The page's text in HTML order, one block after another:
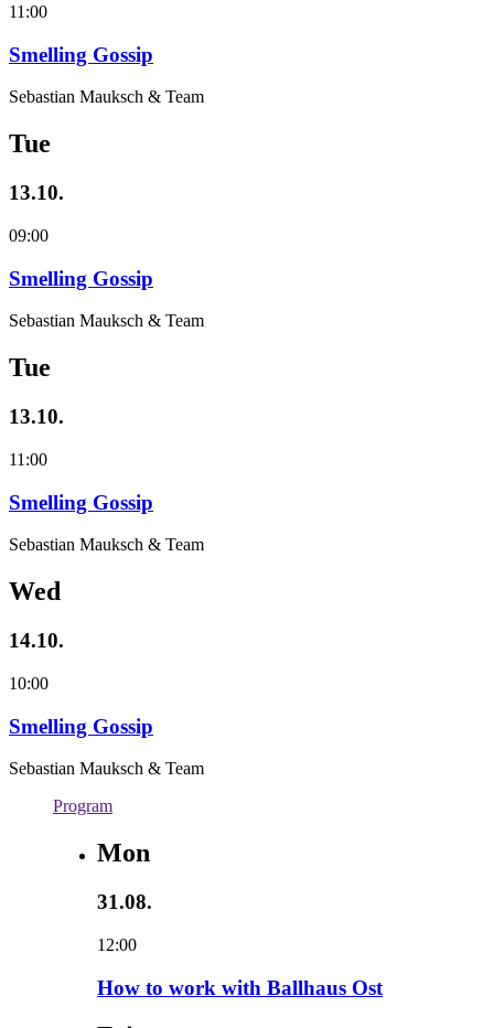
11:00
Smelling Gossip
Sebastian Mauksch & Team
Tue
13.10.
09:00
Smelling Gossip
Sebastian Mauksch & Team
Tue
13.10.
11:00
Smelling Gossip
Sebastian Mauksch & Team
Wed
14.10.
10:00
Smelling Gossip
Sebastian Mauksch & Team
Program
Mon
31.08.
12:00
How to work with Ballhaus Ost